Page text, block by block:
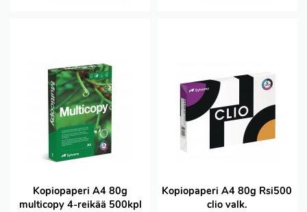
Kopiopaperi A4 80g
multicopy 4-reikää 500kpl
Kopiopaperi A4 80g Rsi500
clio valk.